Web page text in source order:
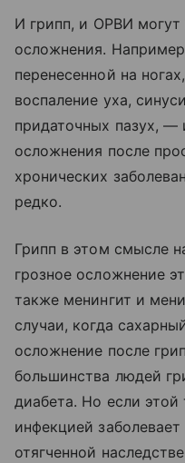
И грипп, и ОРВИ могут
осложнения.
перенесенной на
воспаление уха,
придаточных пазух,
осложнения после
хронических
редко.
Грипп в этом смысле
грозное осложнение
также менингит и
случаи, когда
осложнение после
большинства людей
диабета. Но если
инфекцией
отягченной